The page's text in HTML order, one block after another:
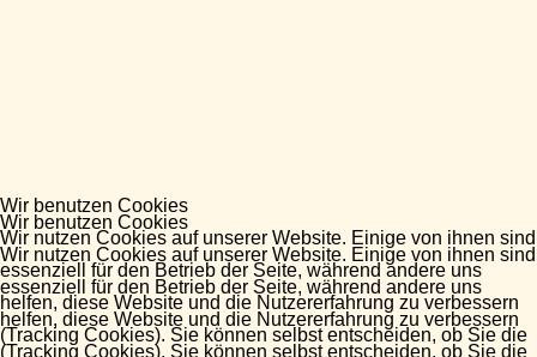
Wir benutzen Cookies
Wir nutzen Cookies auf unserer Website. Einige von ihnen sind
essenziell für den Betrieb der Seite, während andere uns
helfen, diese Website und die Nutzererfahrung zu verbessern
(Tracking Cookies). Sie können selbst entscheiden, ob Sie die
Wir benutzen Cookies
Wir nutzen Cookies auf unserer Website. Einige von ihnen sind
essenziell für den Betrieb der Seite, während andere uns
helfen, diese Website und die Nutzererfahrung zu verbessern
(Tracking Cookies). Sie können selbst entscheiden, ob Sie die